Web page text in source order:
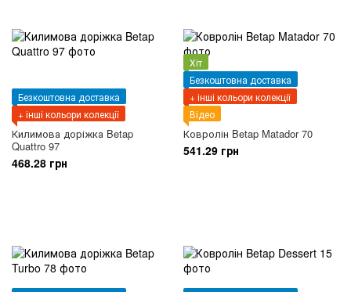
Безкоштовна доставка
+ інші кольори колекції
Килимова доріжка Betap
Quattro 97
468.28 грн
Хіт
Безкоштовна доставка
+ інші кольори колекції
Відео
Ковролін Betap Matador 70
541.29 грн